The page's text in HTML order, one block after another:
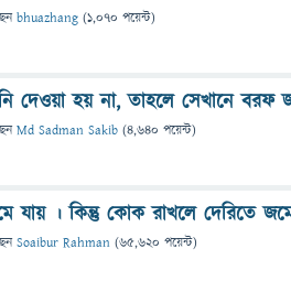
bhuazhang (1,070 পয়েন্ট)
দেওয়া হয় না, তাহলে সেখানে বরফ
Md Sadman Sakib (4,640 পয়েন্ট)
যায় । কিন্তু কোক রাখলে দেরিতে
Soaibur Rahman (65,620 পয়েন্ট)